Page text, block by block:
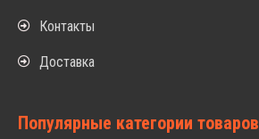
Контакты
Доставка
Популярные категории товаров